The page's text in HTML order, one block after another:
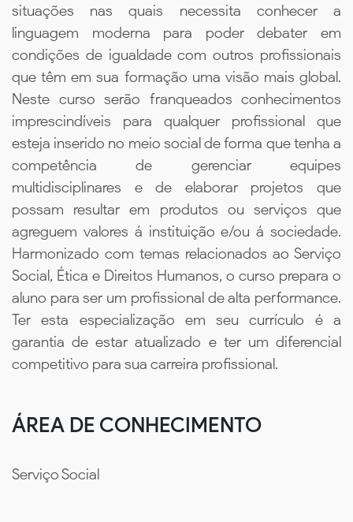
situações nas quais necessita conhecer a
linguagem moderna para poder debater em
condições de igualdade com outros profissionais
que têm em sua formação uma visão mais global.
Neste curso serão franqueados conhecimentos
imprescindíveis para qualquer profissional que
esteja inserido no meio social de forma que tenha a
competência de gerenciar equipes
multidisciplinares e de elaborar projetos que
possam resultar em produtos ou serviços que
agreguem valores á instituição e/ou á sociedade.
Harmonizado com temas relacionados ao Serviço
Social, Ética e Direitos Humanos, o curso prepara o
aluno para ser um profissional de alta performance.
Ter esta especialização em seu currículo é a
garantia de estar atualizado e ter um diferencial
competitivo para sua carreira profissional.
ÁREA DE CONHECIMENTO
Serviço Social